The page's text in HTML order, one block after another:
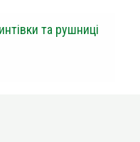
та рушниці